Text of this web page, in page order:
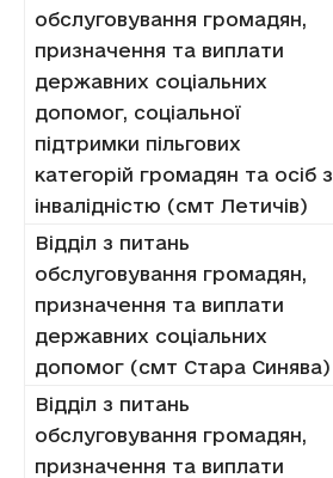
обслуговування громадян,
призначення та виплати
державних соціальних
допомог, соціальної
підтримки пільгових
категорій громадян та осіб з
інвалідністю (смт Летичів)
Відділ з питань
обслуговування громадян,
призначення та виплати
державних соціальних
допомог (смт Стара Синява)
Відділ з питань
обслуговування громадян,
призначення та виплати